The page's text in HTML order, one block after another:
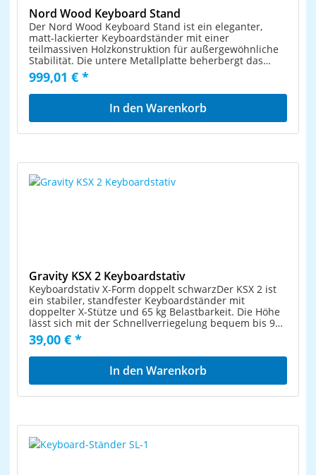
Nord Wood Keyboard Stand
Der Nord Wood Keyboard Stand ist ein eleganter,
matt-lackierter Keyboardständer mit einer
teilmassiven Holzkonstruktion für außergewöhnliche
Stabilität. Die untere Metallplatte beherbergt das
Nord Triple Pedal. Der Nord Wood Keyboard Stand ist
fixiert in der Standardhöhe für Grand Pianos und
unterstützt alle Nord Stage und Piano Instrumente
Keyboardständer mit teilmassiver
88Nord Piano 2 HA 88Nord Piano 3
999,01 € *
In den Warenkorb
Gravity KSX 2 Keyboardstativ
Keyboardstativ X-Form doppelt schwarzDer KSX 2 ist
ein stabiler, standfester Keyboardständer mit
doppelter X-Stütze und 65 kg Belastbarkeit. Die Höhe
lässt sich mit der Schnellverriegelung bequem bis 90
cm einstellen. Die schwarz pulverbeschichtete
Stahlkonstruktion besitzt verstärkte Nahtstellen für
höchste Haltbarkeit und langlebige, rutschfeste
Endkappen.Material: StahlOberfläche:
pulverbeschichtetFarbe: schwarzMax. Auflagentiefe:
39,00 € *
In den Warenkorb